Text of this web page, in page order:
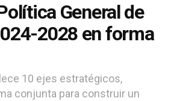
General de
2028 en forma
10 ejes estratégicos,
conjunta para construir un